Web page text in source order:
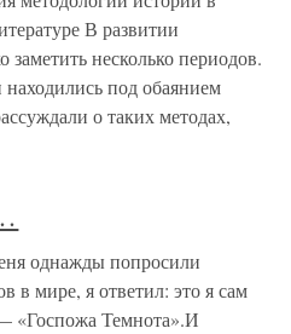
В развитии
заметить несколько периодов.
под обаянием
о таких методах,
однажды попросили
в мире, я ответил: это я сам
«Госпожа Темнота».И